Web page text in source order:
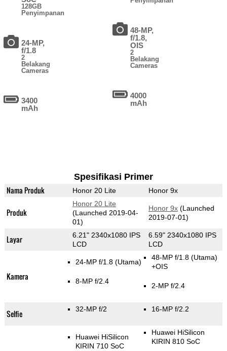
128GB
Penyimpanan
24-MP,
f/1.8
2
Belakang
Cameras
3400
mAh
48-MP,
f/1.8,
OIS
2
Belakang
Cameras
4000
mAh
Spesifikasi Primer
Nama Produk Honor 20 Lite Honor 9x
Produk
Honor 20 Lite
(Launched 2019-04-
01)
Honor 9x(Launched
2019-07-01)
Layar
6.21" 2340x1080 IPS
LCD
6.59" 2340x1080 IPS
LCD
Kamera
24-MP f/1.8 (Utama)
8-MP f/2.4
48-MP f/1.8 (Utama)
+OIS
2-MP f/2.4
Selfie 32-MP f/2 16-MP f/2.2
Huawei HiSilicon
KIRIN 710 SoC
Huawei HiSilicon
KIRIN 810 SoC